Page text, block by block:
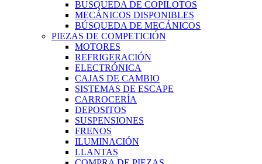
BUSQUEDA DE COPILOTOS
MECÁNICOS DISPONIBLES
BÚSQUEDA DE MECÁNICOS
PIEZAS DE COMPETICIÓN
MOTORES
REFRIGERACIÓN
ELECTRÓNICA
CAJAS DE CAMBIO
SISTEMAS DE ESCAPE
CARROCERÍA
DEPOSITOS
SUSPENSIONES
FRENOS
ILUMINACIÓN
LLANTAS